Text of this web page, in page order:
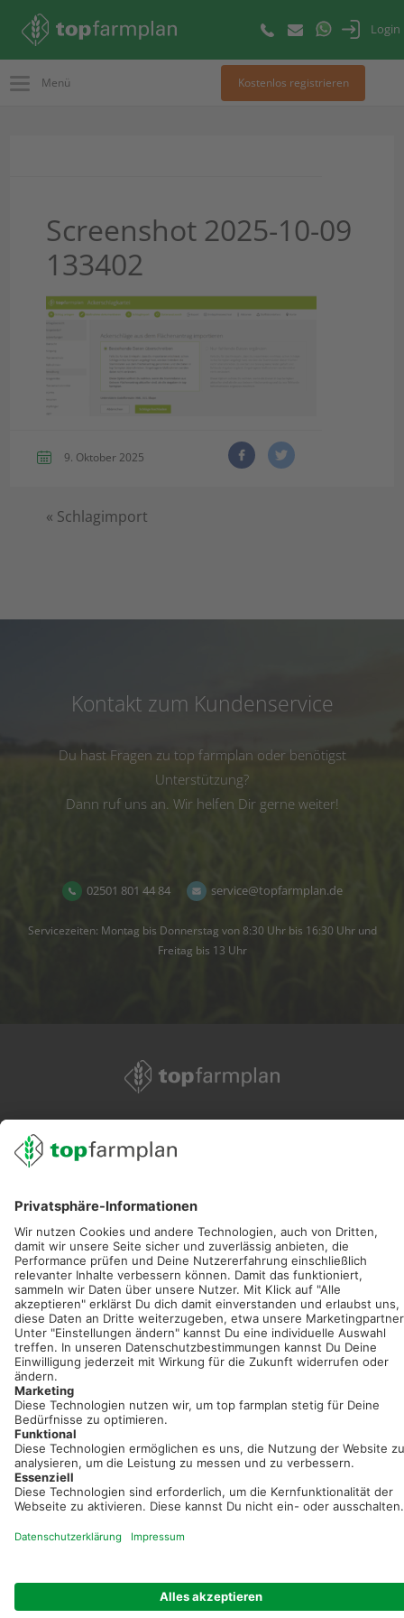
Login
Menü Kostenlos registrieren
Screenshot 2025-10-09
133402
9. Oktober 2025
« Schlagimport
Kontakt zum Kundenservice
Du hast Fragen zu top farmplan oder benötigst
Unterstützung?
Dann ruf uns an. Wir helfen Dir gerne weiter!
02501 801 44 84 service@topfarmplan.de
Servicezeiten: Montag bis Donnerstag von 8:30 Uhr bis 16:30 Uhr und
Freitag bis 13 Uhr
service@topfarmplan.de
Sei immer auf dem Laufenden!
Neue Features, spannende Tipps und hilfreiche Anleitungen!
Registriere dich kostenlos!
einfach und bequem!
Kostenlos registrieren & sofort starten
Impressum Kontakt & Hilfe